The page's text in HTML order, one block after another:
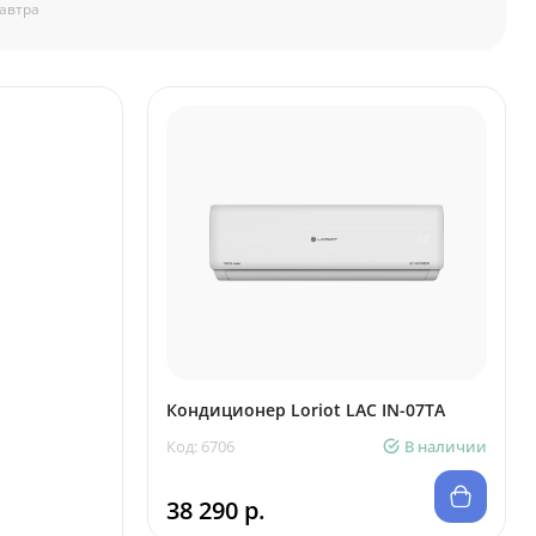
Кондиционер Loriot LAC IN-07TA
Код: 6706 В наличии
38 290 р.